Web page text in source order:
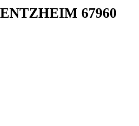
ENTZHEIM 67960